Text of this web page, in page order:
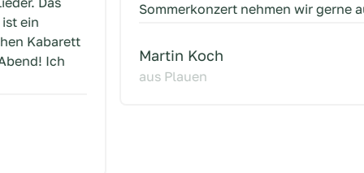
Sommerkonzert nehmen wir gerne auf uns!
Martin Koch